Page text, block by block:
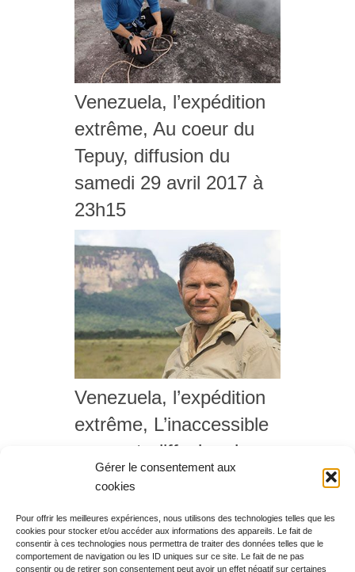
Gérer le consentement aux
cookies
Pour offrir les meilleures expériences, nous utilisons des technologies telles que les
cookies pour stocker et/ou accéder aux informations des appareils. Le fait de
consentir à ces technologies nous permettra de traiter des données telles que le
comportement de navigation ou les ID uniques sur ce site. Le fait de ne pas
consentir ou de retirer son consentement peut avoir un effet négatif sur certaines
Venezuela, l’expédition
extrême, Au coeur du
Tepuy, diffusion du
samedi 29 avril 2017 à
23h15
Venezuela, l’expédition
extrême, L’inaccessible
sommet, diffusion du
samedi 29 avril 2017 à
Rechercher votre
programme